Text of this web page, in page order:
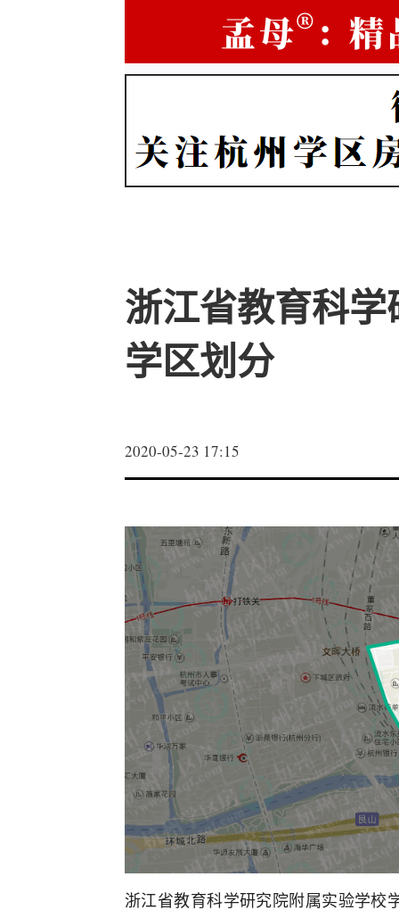
浙江省教育科
学区划分
2020-05-23 17:15
浙江省教育科学研究院附属实验学校